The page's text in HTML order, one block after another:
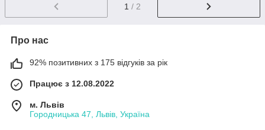
1 / 2
Про нас
92% позитивних з 175 відгуків за рік
Працює з 12.08.2022
м. Львів
Городницька 47, Львів, Україна